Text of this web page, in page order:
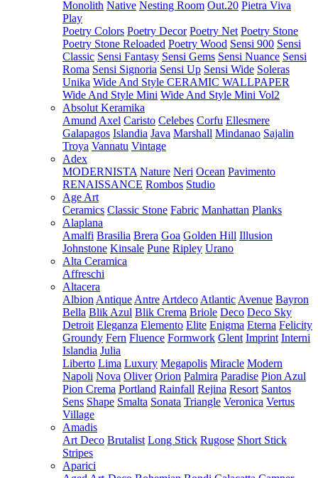
Monolith Native Nesting Room Out.20 Pietra Viva
Play
Poetry Colors Poetry Decor Poetry Net Poetry Stone
Poetry Stone Reloaded Poetry Wood Sensi 900 Sensi
Classic Sensi Fantasy Sensi Gems Sensi Nuance Sensi
Roma Sensi Signoria Sensi Up Sensi Wide Soleras
Unika Wide And Style CERAMIC WALLPAPER
Wide And Style Mini Wide And Style Mini Vol2
Absolut Keramika
Amund Axel Caristo Celebes Corfu Ellesmere
Galapagos Islandia Java Marshall Mindanao Sajalin
Troya Vannatu Vintage
Adex
MODERNISTA Nature Neri Ocean Pavimento
RENAISSANCE Rombos Studio
Age Art
Ceramics Classic Stone Fabric Manhattan Planks
Alaplana
Amalfi Brasilia Brera Goa Golden Hill Illusion
Johnstone Kinsale Pune Ripley Urano
Alta Ceramica
Affreschi
Altacera
Albion Antique Antre Artdeco Atlantic Avenue Bayron
Bella Blik Azul Blik Crema Briole Deco Deco Sky
Detroit Eleganza Elemento Elite Enigma Eterna Felicity
Groundy Fern Fluence Formwork Glent Imprint Interni
Islandia Julia
Liberto Lima Luxury Megapolis Miracle Modern
Napoli Nova Oliver Orion Palmira Paradise Pion Azul
Pion Crema Portland Rainfall Rejina Resort Santos
Sens Shape Smalta Sonata Triangle Veronica Vertus
Village
Amadis
Art Deco Brutalist Long Stick Rugose Short Stick
Stripes
Aparici